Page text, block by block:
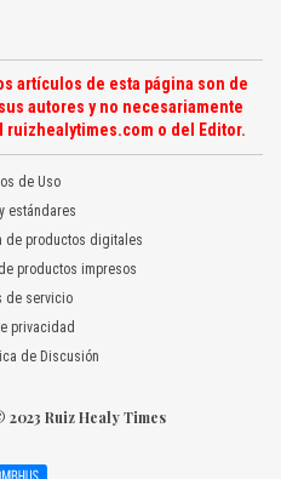
artículos de esta página son de
autores y no necesariamente
o del Editor.
de Uso
estándares
de productos digitales
productos impresos
de servicio
privacidad
de Discusión
Ruiz Healy Times